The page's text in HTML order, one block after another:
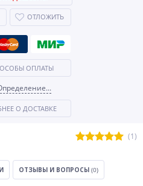
(1)
ОТЛОЖИТЬ
ОПЛАТЫ
О ДОСТАВКЕ
ОТЗЫВЫ И ВОПРОСЫ (0)